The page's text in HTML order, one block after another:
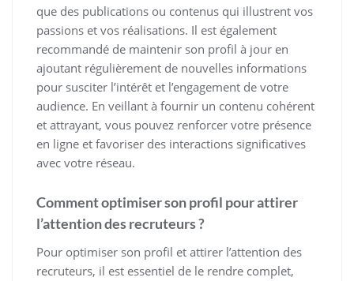
que des publications ou contenus qui illustrent vos
passions et vos réalisations. Il est également
recommandé de maintenir son profil à jour en
ajoutant régulièrement de nouvelles informations
pour susciter l’intérêt et l’engagement de votre
audience. En veillant à fournir un contenu cohérent
et attrayant, vous pouvez renforcer votre présence
en ligne et favoriser des interactions significatives
avec votre réseau.
Comment optimiser son profil pour attirer
l’attention des recruteurs ?
Pour optimiser son profil et attirer l’attention des
recruteurs, il est essentiel de le rendre complet,